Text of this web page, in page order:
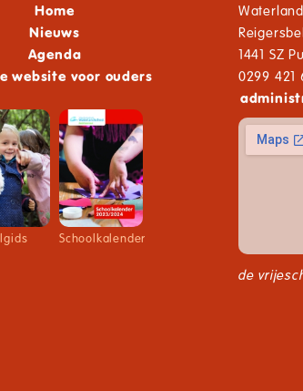
Home
Nieuws
Agenda
website voor ouders
Schoolkalender
1441 SZ
0299 421
de